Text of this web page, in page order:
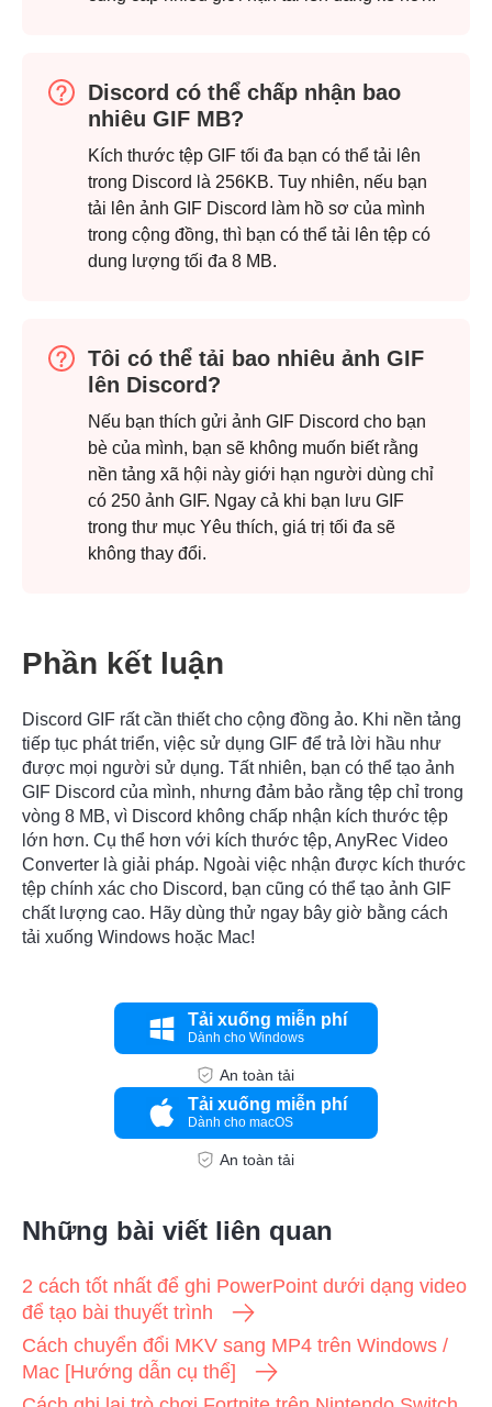
Discord có thể chấp nhận bao
nhiêu GIF MB?
Kích thước tệp GIF tối đa bạn có thể tải lên
trong Discord là 256KB. Tuy nhiên, nếu bạn
tải lên ảnh GIF Discord làm hồ sơ của mình
trong cộng đồng, thì bạn có thể tải lên tệp có
dung lượng tối đa 8 MB.
Tôi có thể tải bao nhiêu ảnh GIF
lên Discord?
Nếu bạn thích gửi ảnh GIF Discord cho bạn
bè của mình, bạn sẽ không muốn biết rằng
nền tảng xã hội này giới hạn người dùng chỉ
có 250 ảnh GIF. Ngay cả khi bạn lưu GIF
trong thư mục Yêu thích, giá trị tối đa sẽ
không thay đổi.
Phần kết luận
Discord GIF rất cần thiết cho cộng đồng ảo. Khi nền tảng
tiếp tục phát triển, việc sử dụng GIF để trả lời hầu như
được mọi người sử dụng. Tất nhiên, bạn có thể tạo ảnh
GIF Discord của mình, nhưng đảm bảo rằng tệp chỉ trong
vòng 8 MB, vì Discord không chấp nhận kích thước tệp
lớn hơn. Cụ thể hơn với kích thước tệp, AnyRec Video
Converter là giải pháp. Ngoài việc nhận được kích thước
tệp chính xác cho Discord, bạn cũng có thể tạo ảnh GIF
chất lượng cao. Hãy dùng thử ngay bây giờ bằng cách
tải xuống Windows hoặc Mac!
Tải xuống miễn phí
Dành cho Windows
An toàn tải
Tải xuống miễn phí
Dành cho macOS
An toàn tải
Những bài viết liên quan
2 cách tốt nhất để ghi PowerPoint dưới dạng video
để tạo bài thuyết trình
Cách chuyển đổi MKV sang MP4 trên Windows /
Mac [Hướng dẫn cụ thể]